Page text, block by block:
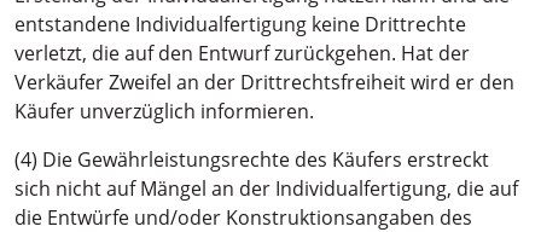
entstandene Individualfertigung keine Drittrechte
verletzt, die auf den Entwurf zurückgehen. Hat der
Verkäufer Zweifel an der Drittrechtsfreiheit wird er den
Käufer unverzüglich informieren.
(4) Die Gewährleistungsrechte des Käufers erstreckt
sich nicht auf Mängel an der Individualfertigung, die auf
die Entwürfe und/oder Konstruktionsangaben des